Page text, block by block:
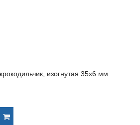
изогнутая 35х6 мм